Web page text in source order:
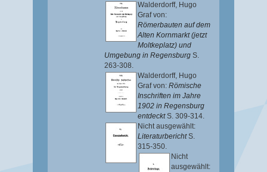
Walderdorff, Hugo
Graf von:
Römerbauten auf dem
Alten Kornmarkt (jetzt
Moltkeplatz) und
Umgebung in Regensburg S.
263-308.
Walderdorff, Hugo
Graf von: Römische
Inschriften im Jahre
1902 in Regensburg
entdecktS. 309-314.
Nicht ausgewählt:
LiteraturberichtS.
315-350.
Nicht
ausgewählt: